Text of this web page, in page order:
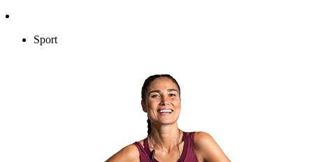
Sport